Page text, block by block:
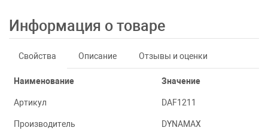
Информация о товаре
Свойства Описание Отзывы и оценки
Наименование Значение
Артикул DAF1211
Производитель DYNAMAX